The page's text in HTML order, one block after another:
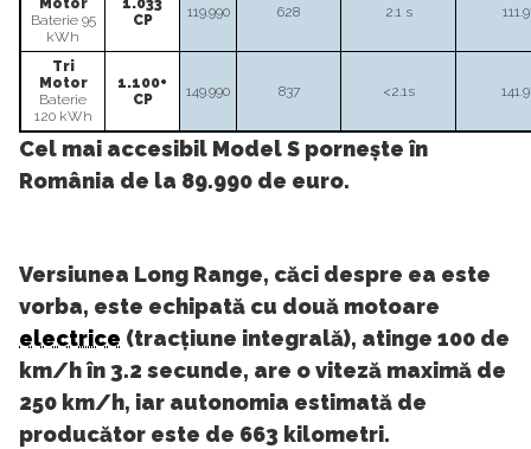
Motor
Baterie 95
kWh
1.033
CP
119.990 628 2.1 s
Tri
Motor
Baterie
120 kWh
1.100+
CP
149.990 837 <2.1s
Cel mai accesibil Model S pornește în
România de la 89.990 de euro.
Versiunea Long Range, căci despre ea este
vorba, este echipată cu două motoare
electrice (tracțiune integrală), atinge 100 de
km/h în 3.2 secunde, are o viteză maximă de
250 km/h, iar autonomia estimată de
producător este de 663 kilometri.